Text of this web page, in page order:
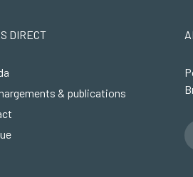
DIRECT
& publications